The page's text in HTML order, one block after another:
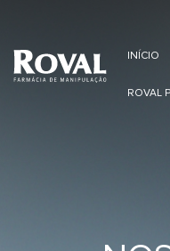
INÍCIO
ROVAL